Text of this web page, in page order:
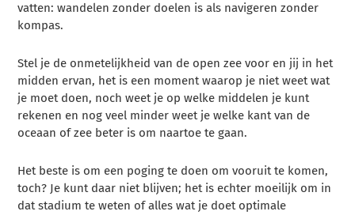
vatten: wandelen zonder doelen is als navigeren zonder
kompas.
Stel je de onmetelijkheid van de open zee voor en jij in het
midden ervan, het is een moment waarop je niet weet wat
je moet doen, noch weet je op welke middelen je kunt
rekenen en nog veel minder weet je welke kant van de
oceaan of zee beter is om naartoe te gaan.
Het beste is om een poging te doen om vooruit te komen,
toch? Je kunt daar niet blijven; het is echter moeilijk om in
dat stadium te weten of alles wat je doet optimale